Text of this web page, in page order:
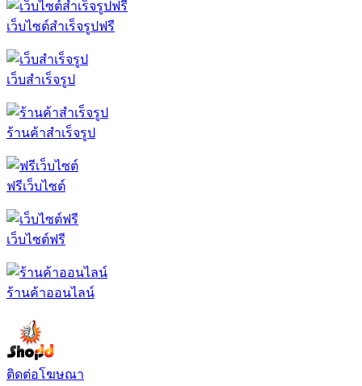
เว็บไซต์สำเร็จรูปฟรี
เว็บสำเร็จรูป
ร้านค้าสำเร็จรูป
ฟรีเว็บไซต์
เว็บไซต์ฟรี
ร้านค้าออนไลน์
ติดต่อโฆษณา